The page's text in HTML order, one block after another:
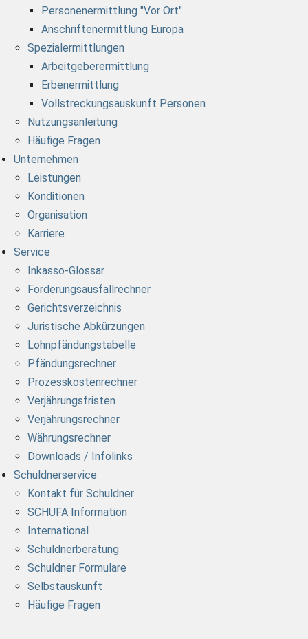
Personenermittlung "Vor Ort"
Anschriftenermittlung Europa
Spezialermittlungen
Arbeitgeberermittlung
Erbenermittlung
Vollstreckungsauskunft Personen
Nutzungsanleitung
Häufige Fragen
Unternehmen
Leistungen
Konditionen
Organisation
Karriere
Service
Inkasso-Glossar
Forderungsausfallrechner
Gerichtsverzeichnis
Juristische Abkürzungen
Lohnpfändungstabelle
Pfändungsrechner
Prozesskostenrechner
Verjährungsfristen
Verjährungsrechner
Währungsrechner
Downloads / Infolinks
Schuldnerservice
Kontakt für Schuldner
SCHUFA Information
International
Schuldnerberatung
Schuldner Formulare
Selbstauskunft
Häufige Fragen